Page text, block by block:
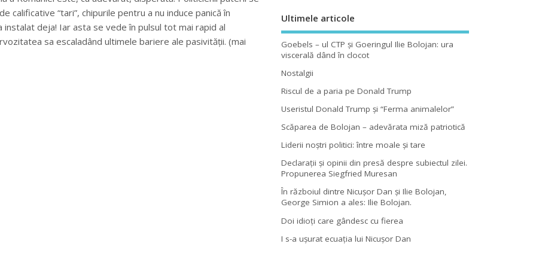
calificative “tari”, chipurile pentru a nu induce panică în
instalat deja! Iar asta se vede în pulsul tot mai rapid al
sa escaladând ultimele bariere ale pasivităţii. (mai
Ultimele articole
Goebels – ul CTP şi Goeringul Ilie Bolojan: ura
viscerală dând în clocot
Nostalgii
Riscul de a paria pe Donald Trump
Useristul Donald Trump şi “Ferma animalelor”
Scăparea de Bolojan – adevărata miză patriotică
Liderii noştri politici: între moale şi tare
Declaraţii şi opinii din presă despre subiectul zilei.
Propunerea Siegfried Muresan
În războiul dintre Nicuşor Dan şi Ilie Bolojan,
George Simion a ales: Ilie Bolojan.
Doi idioţi care gândesc cu fierea
I s-a uşurat ecuaţia lui Nicuşor Dan